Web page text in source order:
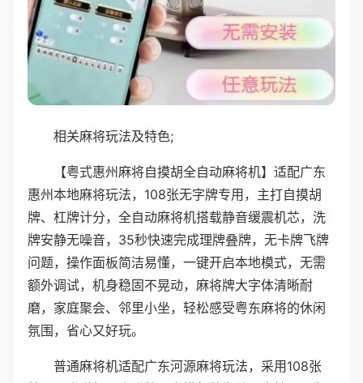
相关麻将玩法及特色;
【粤式惠州麻将自摸胡全自动麻将机】适配广东
惠州本地麻将玩法，108张无字牌专用，主打自摸胡
牌、杠牌计分，全自动麻将机搭载静音缓震机芯，洗
牌安静无噪音，35秒快速完成理牌叠牌，无卡牌飞牌
问题，操作面板简洁易懂，一键开启本地模式，无需
额外调试，机身稳固不晃动，麻将牌大字体清晰耐
磨，家庭聚会、邻里小坐，轻松感受粤东麻将的休闲
氛围，省心又好玩。
普通麻将机适配广东河源麻将玩法，采用108张